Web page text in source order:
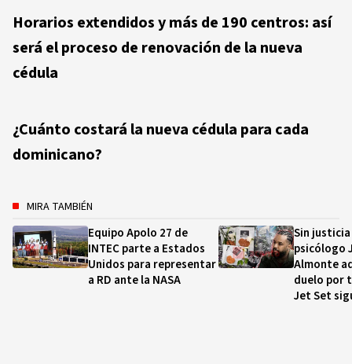
Horarios extendidos y más de 190 centros: así
será el proceso de renovación de la nueva
cédula
¿Cuánto costará la nueva cédula para cada
dominicano?
MIRA TAMBIÉN
Equipo Apolo 27 de
INTEC parte a Estados
Unidos para representar
a RD ante la NASA
Sin
psicólogo
Almonte
duelo por
Jet Set